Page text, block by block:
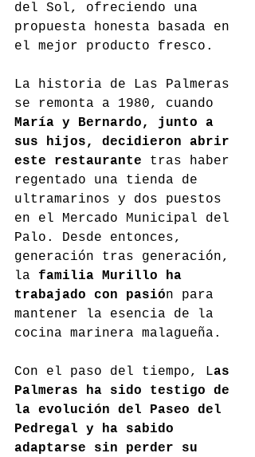
del Sol, ofreciendo una
propuesta honesta basada en
el mejor producto fresco.
La historia de Las Palmeras
se remonta a 1980, cuando
María y Bernardo, junto a
sus hijos, decidieron abrir
este restaurante tras haber
regentado una tienda de
ultramarinos y dos puestos
en el Mercado Municipal del
Palo. Desde entonces,
generación tras generación,
la familia Murillo ha
trabajado con pasión para
mantener la esencia de la
cocina marinera malagueña.
Con el paso del tiempo, Las
Palmeras ha sido testigo de
la evolución del Paseo del
Pedregal y ha sabido
adaptarse sin perder su